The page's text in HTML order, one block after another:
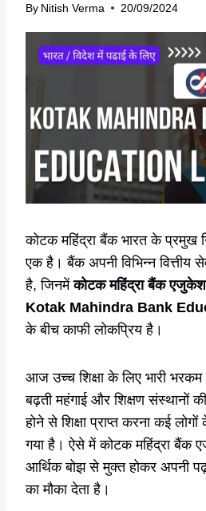
By Nitish Verma 20/09/2024
कोटक महिंद्रा बैंक भारत के प्रमुख
एक है। बैंक अपनी विभिन्न वित्तीय
है, जिनमेंकोटक महिंद्रा बैंक
Kotak Mahindra Bank
के बीच काफी लोकप्रिय है।
आज उच्च शिक्षा के लिए भारी भरकम
बढ़ती महंगाई और शिक्षण संस्थानों
होने से शिक्षा प्राप्त करना कई
गया है। ऐसे में कोटक महिंद्रा बैंक
आर्थिक बोझ से मुक्त होकर अपनी
का मौका देता है।